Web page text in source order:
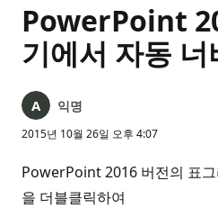
PowerPoint
기에서 자동
익명
2015년 10월 26일 오후 4:07
PowerPoint 2016 버전의 표
을 더블클릭하여